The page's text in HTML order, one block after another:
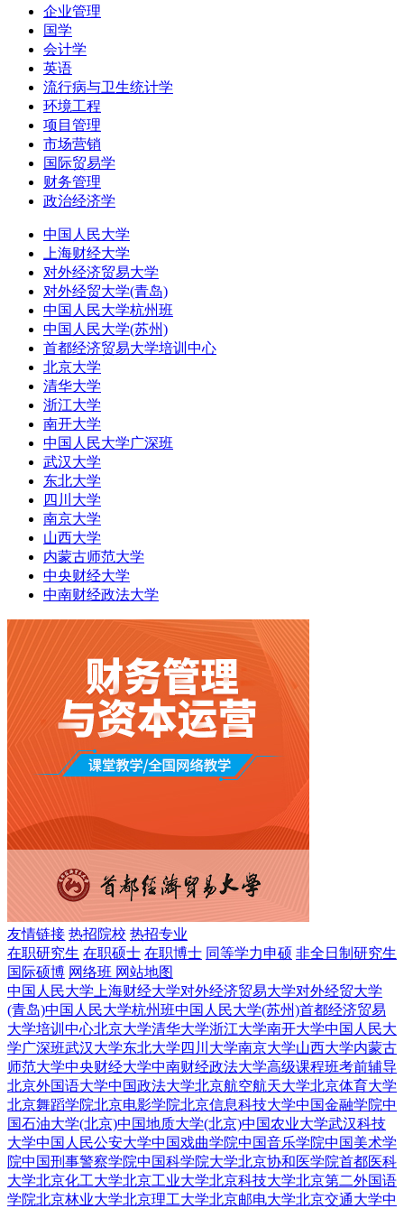
企业管理
国学
会计学
英语
流行病与卫生统计学
环境工程
项目管理
市场营销
国际贸易学
财务管理
政治经济学
中国人民大学
上海财经大学
对外经济贸易大学
对外经贸大学(青岛)
中国人民大学杭州班
中国人民大学(苏州)
首都经济贸易大学培训中心
北京大学
清华大学
浙江大学
南开大学
中国人民大学广深班
武汉大学
东北大学
四川大学
南京大学
山西大学
内蒙古师范大学
中央财经大学
中南财经政法大学
友情链接 热招院校 热招专业
在职研究生 在职硕士 在职博士 同等学力申硕 非全日制研究生
国际硕博 网络班 网站地图
中国人民大学上海财经大学对外经济贸易大学对外经贸大学
(青岛)中国人民大学杭州班中国人民大学(苏州)首都经济贸易
大学培训中心北京大学清华大学浙江大学南开大学中国人民大
学广深班武汉大学东北大学 四川大学南京大学山西大学内蒙古
师范大学中央财经大学中南财经政法大学高级课程班考前辅导
北京外国语大学中国政法大学北京航空航天大学北京体育大学
北京舞蹈学院北京电影学院北京信息科技大学中国金融学院中
国石油大学(北京)中国地质大学(北京)中国农业大学武汉科技
大学中国人民公安大学中国戏曲学院中国音乐学院中国美术学
院中国刑事警察学院中国科学院大学北京协和医学院首都医科
大学北京化工大学北京工业大学北京科技大学北京第二外国语
学院北京林业大学北京理工大学北京邮电大学北京交通大学中